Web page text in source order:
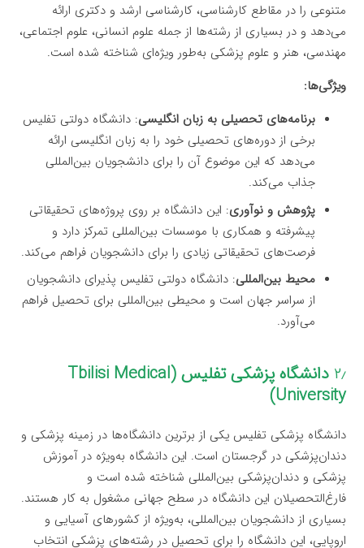
متنوعی را در مقاطع کارشناسی، کارشناسی ارشد و دکتری ارائه
می‌دهد و در بسیاری از رشته‌ها از جمله علوم انسانی، علوم اجتماعی،
مهندسی، هنر و علوم پزشکی به‌طور ویژه‌ای شناخته شده است.
ویژگی‌ها:
برنامه‌های تحصیلی به زبان انگلیسی: دانشگاه دولتی تفلیس
برخی از دوره‌های تحصیلی خود را به زبان انگلیسی ارائه
می‌دهد که این موضوع آن را برای دانشجویان بین‌المللی
جذاب می‌کند.
پژوهش و نوآوری: این دانشگاه بر روی پروژه‌های تحقیقاتی
پیشرفته و همکاری با موسسات بین‌المللی تمرکز دارد و
فرصت‌های تحقیقاتی زیادی را برای دانشجویان فراهم می‌کند.
محیط بین‌المللی: دانشگاه دولتی تفلیس پذیرای دانشجویان
از سراسر جهان است و محیطی بین‌المللی برای تحصیل فراهم
می‌آورد.
۲٫
دانشگاه پزشکی تفلیس (Tbilisi Medical
University)
دانشگاه پزشکی تفلیس یکی از برترین دانشگاه‌ها در زمینه پزشکی و
دندان‌پزشکی در گرجستان است. این دانشگاه به‌ویژه در آموزش
پزشکی و دندان‌پزشکی بین‌المللی شناخته شده است و
فارغ‌التحصیلان این دانشگاه در سطح جهانی مشغول به کار هستند.
بسیاری از دانشجویان بین‌المللی، به‌ویژه از کشورهای آسیایی و
اروپایی، این دانشگاه را برای تحصیل در رشته‌های پزشکی انتخاب